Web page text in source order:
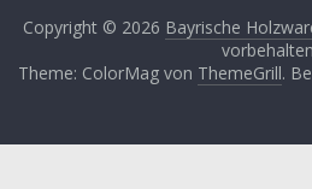
Copyright © 2026 Bayrische
Theme: ColorMag von ThemeGrill.